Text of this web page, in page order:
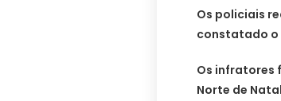
Os policiais
constatado o
Os infratores
Norte de